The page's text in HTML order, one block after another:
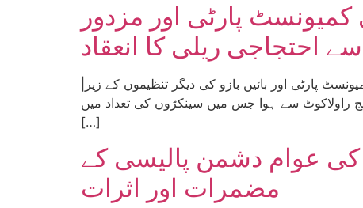
کے موقع پر انقلابی کمیونسٹ پارٹی اور مزدور
راولاکوٹ سے ہوا جس میں سینکڑوں کی تعداد میں
[…]
کی عوام دشمن پالیسی کے
مضمرات اور اثرات